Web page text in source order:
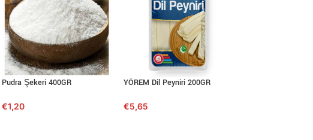
Pudra Şekeri 400GR
€1,20
YÖREM Dil Peyniri 200GR
€5,65